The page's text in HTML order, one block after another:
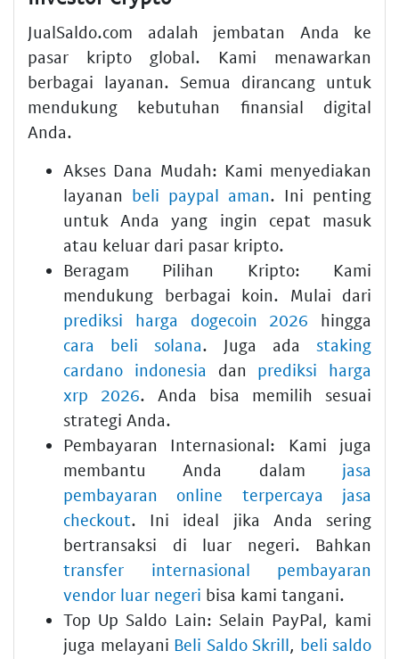
JualSaldo.com adalah jembatan Anda ke
pasar kripto global. Kami menawarkan
berbagai layanan. Semua dirancang untuk
mendukung kebutuhan finansial digital
Anda.
Akses Dana Mudah: Kami menyediakan
layanan beli paypal aman. Ini penting
untuk Anda yang ingin cepat masuk
atau keluar dari pasar kripto.
Beragam Pilihan Kripto: Kami
mendukung berbagai koin. Mulai dari
prediksi harga dogecoin 2026 hingga
cara beli solana. Juga ada staking
cardano indonesia dan prediksi harga
xrp 2026. Anda bisa memilih sesuai
strategi Anda.
Pembayaran Internasional: Kami juga
membantu Anda dalam jasa
pembayaran online terpercaya jasa
checkout. Ini ideal jika Anda sering
bertransaksi di luar negeri. Bahkan
transfer internasional pembayaran
vendor luar negeri bisa kami tangani.
Top Up Saldo Lain: Selain PayPal, kami
juga melayani Beli Saldo Skrill, beli saldo